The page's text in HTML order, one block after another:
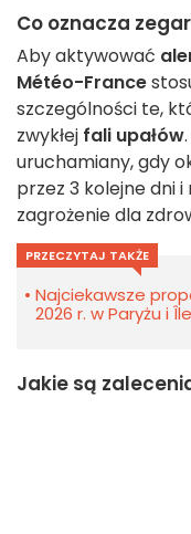
Co oznacza
Aby aktywować
Météo-France
szczególności te,
zwykłej fali upałów
uruchamiany, gdy
przez 3 kolejne dni
zagrożenie dla
PRZECZYTAJ TAKŻE
Najciekawsze
2026 r. w Paryżu i
Jakie są